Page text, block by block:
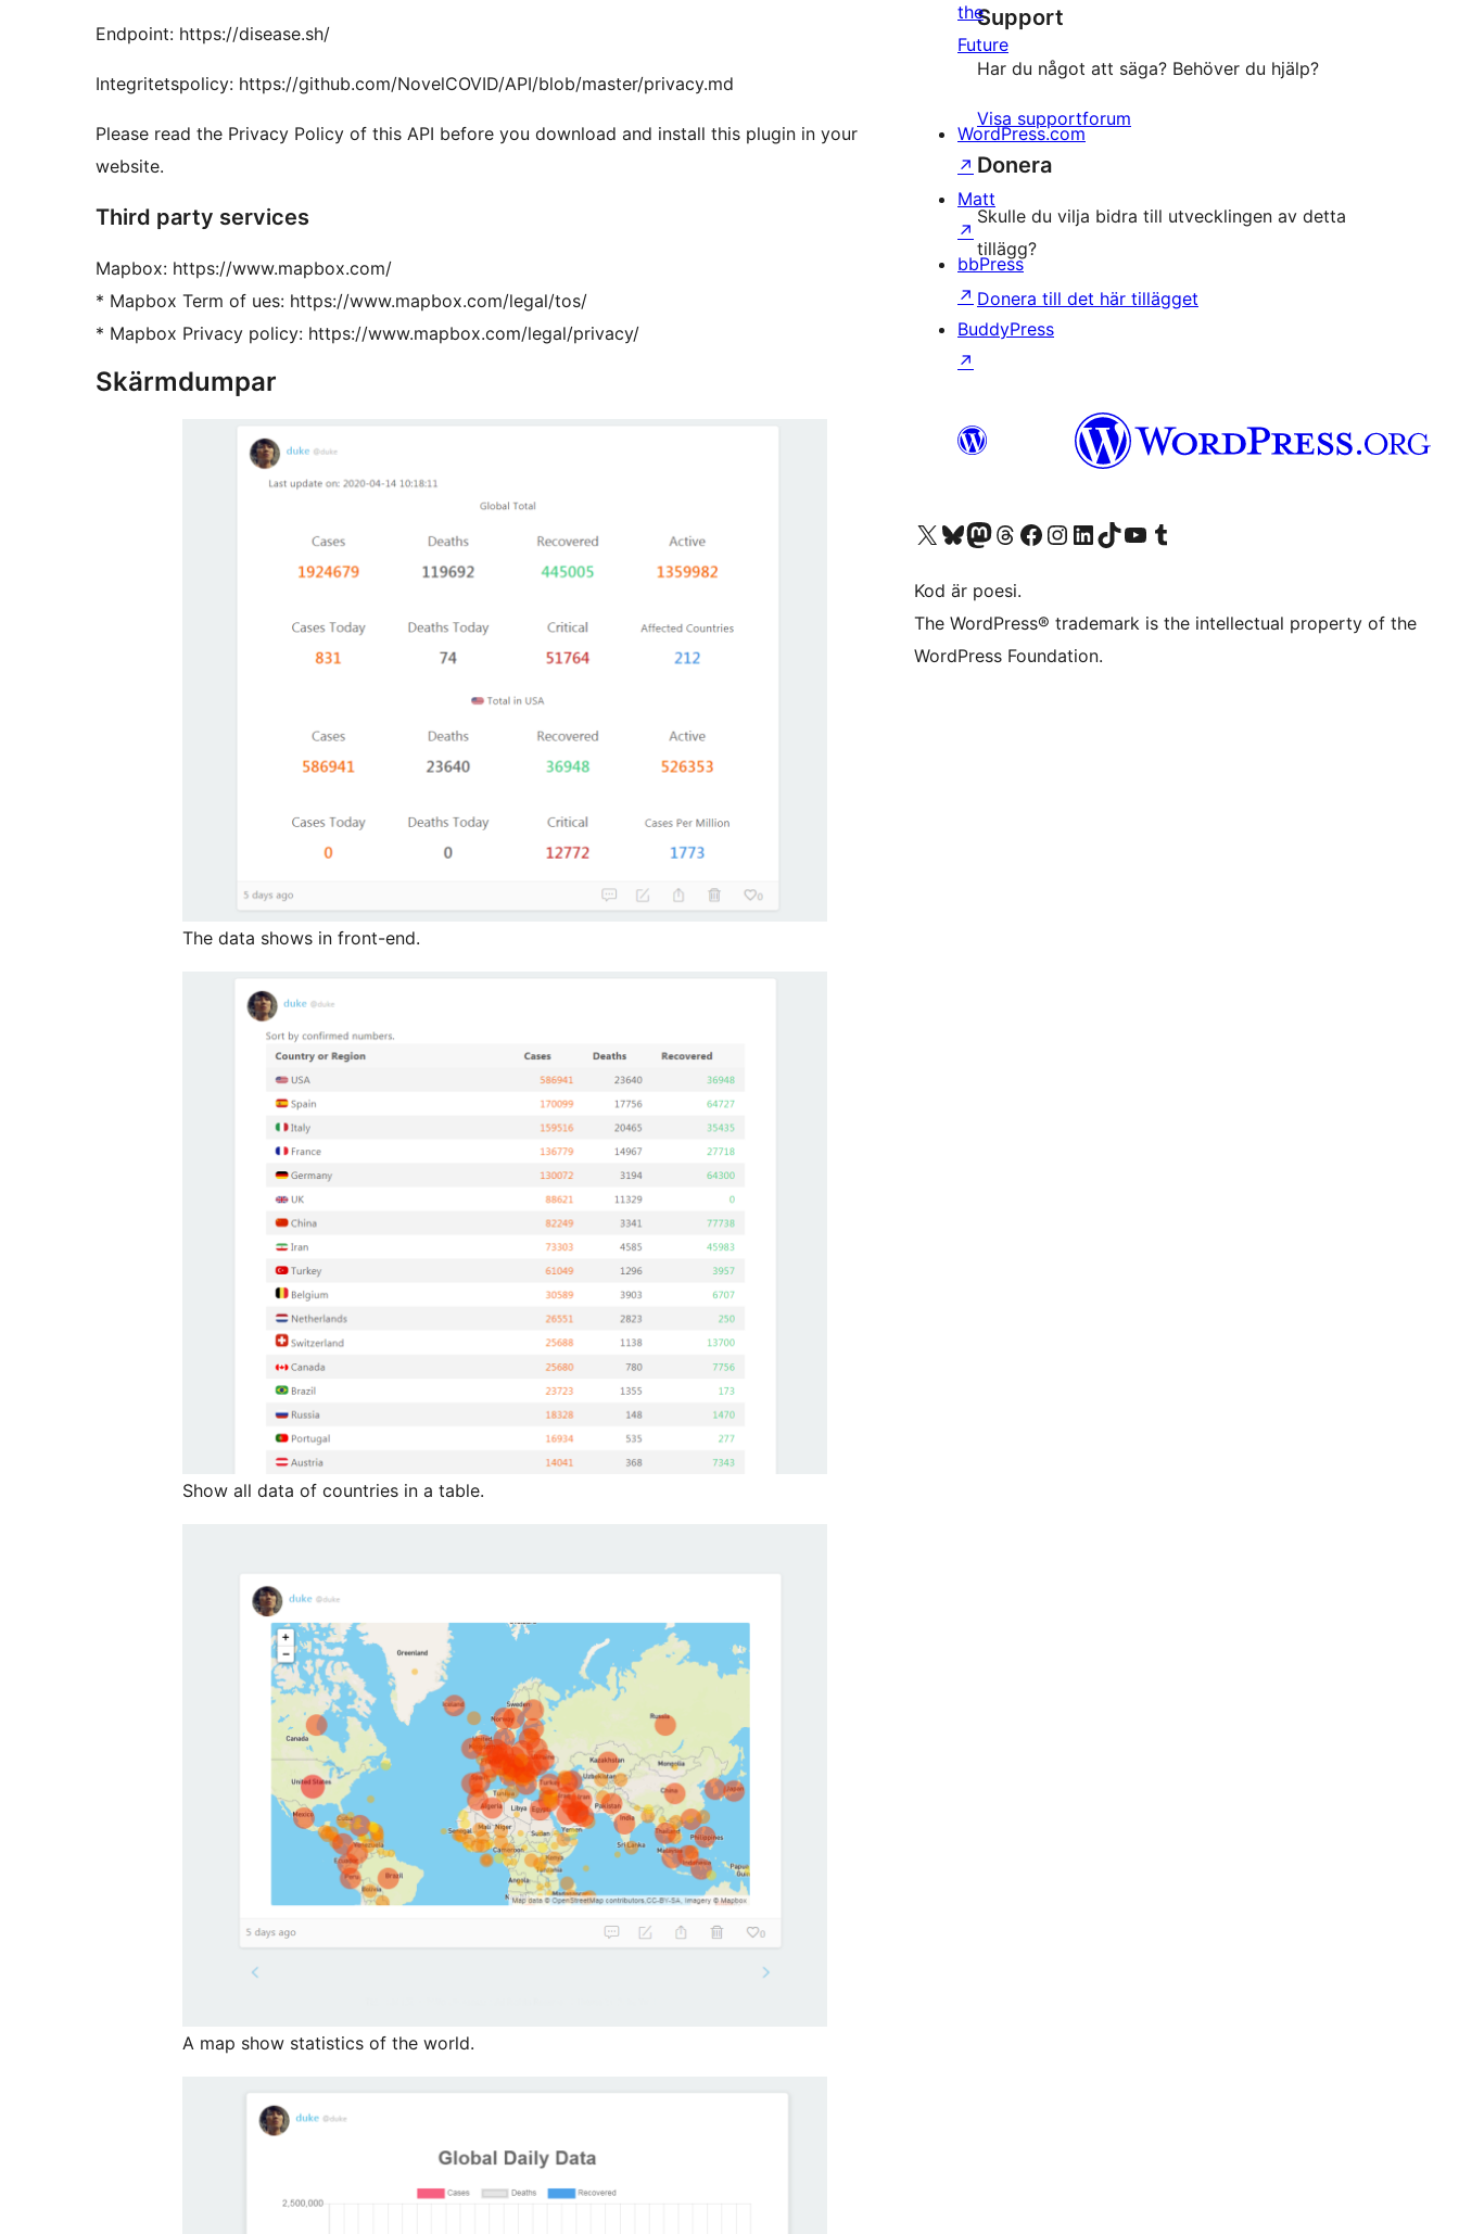
Endpoint: https://disease.sh/
Integritetspolicy: https://github.com/NovelCOVID/API/blob/master/privacy.md
Please read the Privacy Policy of this API before you download and install this plugin in your
website.
Third party services
Mapbox: https://www.mapbox.com/
* Mapbox Term of ues: https://www.mapbox.com/legal/tos/
* Mapbox Privacy policy: https://www.mapbox.com/legal/privacy/
Skärmdumpar
The data shows in front-end.
Show all data of countries in a table.
A map show statistics of the world.
recension
Support
Har du något att säga? Behöver du hjälp?
Visa supportforum
Donera
Skulle du vilja bidra till utvecklingen av detta
tillägg?
Donera till det här tillägget
the
Future
WordPress.com
↗
Matt
↗
bbPress
↗
BuddyPress
↗
Besök vår X-konto (f.d. Twitter)
Besök vårt Bluesky-konto
Besök vårt Mastodon-konto
Besök vårt Thread-konto
Besök vår Facebook-sidaBesök vårt Instagram-konto
Besök vårt LinkedIn-konto
Besök vårt TikTok-konto
Besök vår YouTube-kanalBesök vårt Tumblr-konto
Kod är poesi.
The WordPress® trademark is the intellectual property of the
WordPress Foundation.